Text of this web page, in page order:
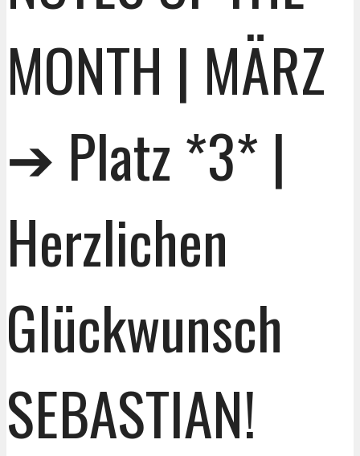
MONTH | MÄRZ
➔ Platz *3* |
Herzlichen
Glückwunsch
SEBASTIAN!